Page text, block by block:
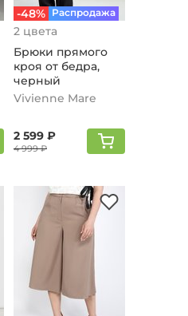
-48% Распродажа
2 цвета
Брюки прямого
кроя от бедра,
черный
Vivienne Mare
2 599 ₽
4 999 ₽